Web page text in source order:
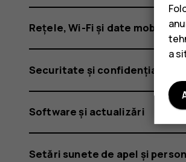
Rețele, Wi-Fi și date mobile
Securitate și confidențialitate
Software și actualizări
Setări sunete de apel și
a